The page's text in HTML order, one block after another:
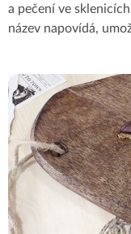
a pečení ve
název napovídá,